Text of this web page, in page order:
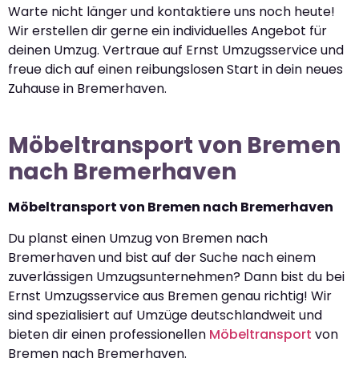
Warte nicht länger und kontaktiere uns noch heute!
Wir erstellen dir gerne ein individuelles Angebot für
deinen Umzug. Vertraue auf Ernst Umzugsservice und
freue dich auf einen reibungslosen Start in dein neues
Zuhause in Bremerhaven.
Möbeltransport von Bremen
nach Bremerhaven
Möbeltransport von Bremen nach Bremerhaven
Du planst einen Umzug von Bremen nach
Bremerhaven und bist auf der Suche nach einem
zuverlässigen Umzugsunternehmen? Dann bist du bei
Ernst Umzugsservice aus Bremen genau richtig! Wir
sind spezialisiert auf Umzüge deutschlandweit und
bieten dir einen professionellen Möbeltransport von
Bremen nach Bremerhaven.